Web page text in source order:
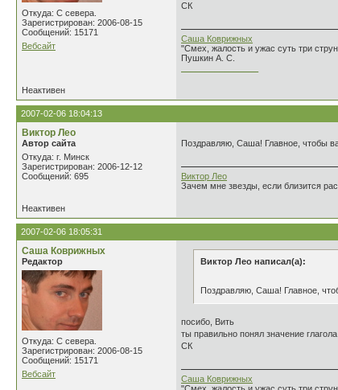
Откуда: С севера.
Зарегистрирован: 2006-08-15
Сообщений: 15171
Вебсайт
СК
Саша Коврижных
"Смех, жалость и ужас суть три
Пушкин А. С.
Неактивен
2007-02-06 18:04:13
Виктор Лео
Автор сайта
Откуда: г. Минск
Зарегистрирован: 2006-12-12
Сообщений: 695
Поздравляю, Саша! Главное, чтобы
Виктор Лео
Зачем мне звезды, если близится
Неактивен
2007-02-06 18:05:31
Саша Коврижных
Редактор
Откуда: С севера.
Зарегистрирован: 2006-08-15
Сообщений: 15171
Вебсайт
Виктор Лео написал(а):
Поздравляю, Саша! Главное,
посибо, Вить
ты правильно понял значение глагола
СК
Саша Коврижных